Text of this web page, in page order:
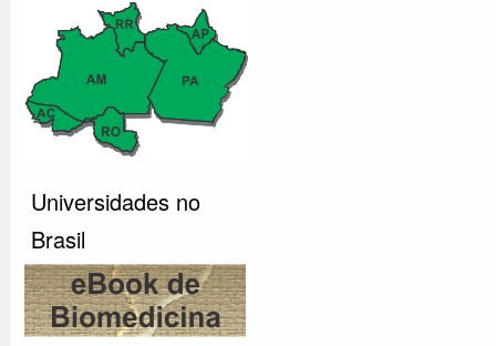
Universidades no
Brasil